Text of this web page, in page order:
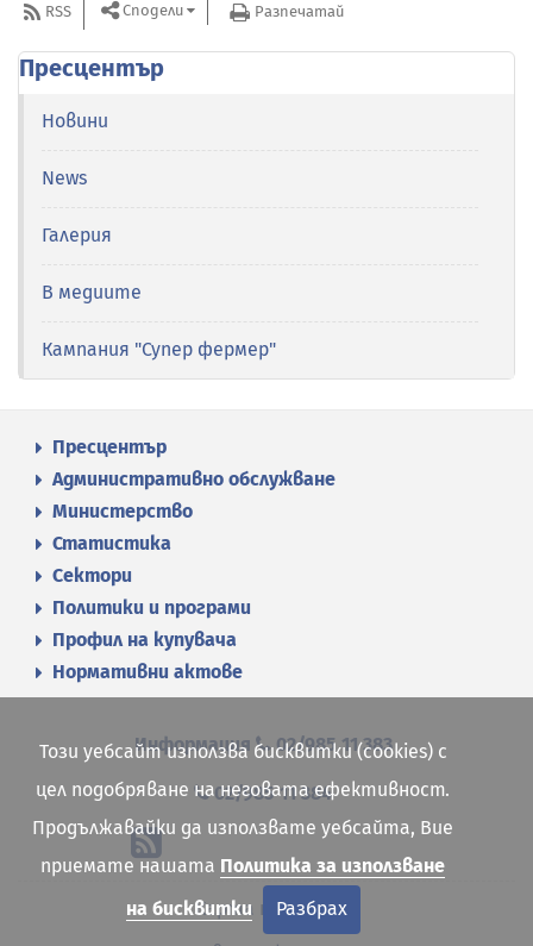
RSS Сподели Разпечатай
Пресцентър
Новини
News
Галерия
В медиите
Кампания "Супер фермер"
Пресцентър
Административно обслужване
Министерство
Статистика
Сектори
Политики и програми
Профил на купувача
Нормативни актове
Информация 02/985 11 383
02/985 11 384
Карта на сайта
Този уебсайт използва бисквитки (cookies) с
цел подобряване на неговата ефективност.
Продължавайки да използвате уебсайта, Вие
приемате нашата Политика за използване
на бисквитки
Разбрах